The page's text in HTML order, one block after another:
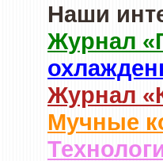
Наши
Журнал
Журнал
Мучные